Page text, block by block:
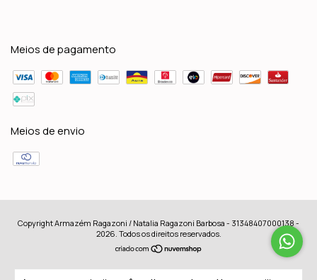
Meios de pagamento
Meios de envio
Copyright Armazém Ragazoni / Natalia Ragazoni Barbosa - 31348407000138 -
2026. Todos os direitos reservados.